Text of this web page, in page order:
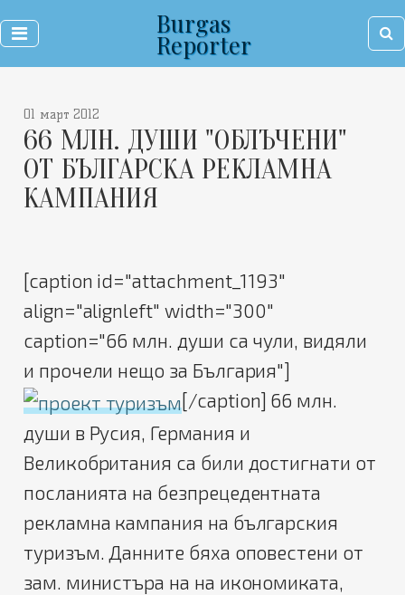
Burgas
Reporter
01 март 2012
66 МЛН. ДУШИ "ОБЛЪЧЕНИ"
ОТ БЪЛГАРСКА РЕКЛАМНА
КАМПАНИЯ
[caption id="attachment_1193"
align="alignleft" width="300"
caption="66 млн. души са чули, видяли
и прочели нещо за България"]
[/caption] 66 млн.
души в Русия, Германия и
Великобритания са били достигнати от
посланията на безпрецедентната
рекламна кампания на българския
туризъм. Данните бяха оповестени от
зам. министъра на на икономиката,